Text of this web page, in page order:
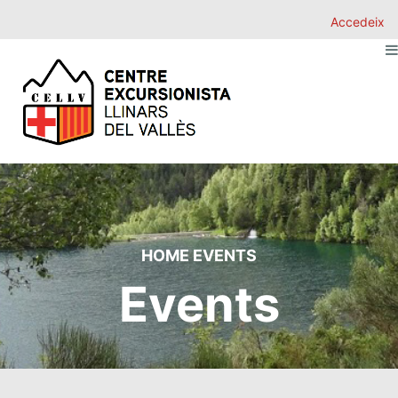
Accedeix
HOMEEVENTS
Events